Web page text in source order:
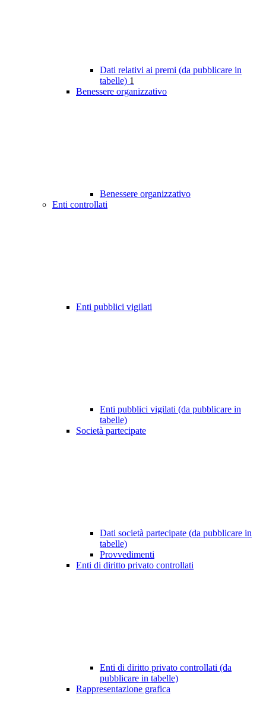
Dati relativi ai premi (da pubblicare in
tabelle) 1
Benessere organizzativo
Benessere organizzativo
Enti controllati
Enti pubblici vigilati
Enti pubblici vigilati (da pubblicare in
tabelle)
Società partecipate
Dati società partecipate (da pubblicare in
tabelle)
Provvedimenti
Enti di diritto privato controllati
Enti di diritto privato controllati (da
pubblicare in tabelle)
Rappresentazione grafica